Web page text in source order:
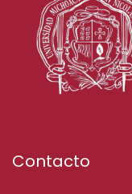
Contacto